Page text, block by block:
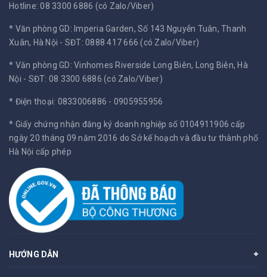
Hotline: 08 3300 6886 (có Zalo/Viber)
* Văn phòng GD: Imperia Garden, Số 143 Nguyễn Tuân, Thanh
Xuân, Hà Nội - SĐT: 0888 417 666 (có Zalo/Viber)
* Văn phòng GD: Vinhomes Riverside Long Biên, Long Biên, Hà
Nội - SĐT: 08 3300 6886 (có Zalo/Viber)
* Điện thoại: 0833006886 - 0905955956
* Giấy chứng nhận đăng ký doanh nghiệp số 0104911906 cấp
ngày 20 tháng 09 năm 2016 do Sở kế hoạch và đầu tư thành phố
Hà Nội cấp phép
HƯỚNG DẪN